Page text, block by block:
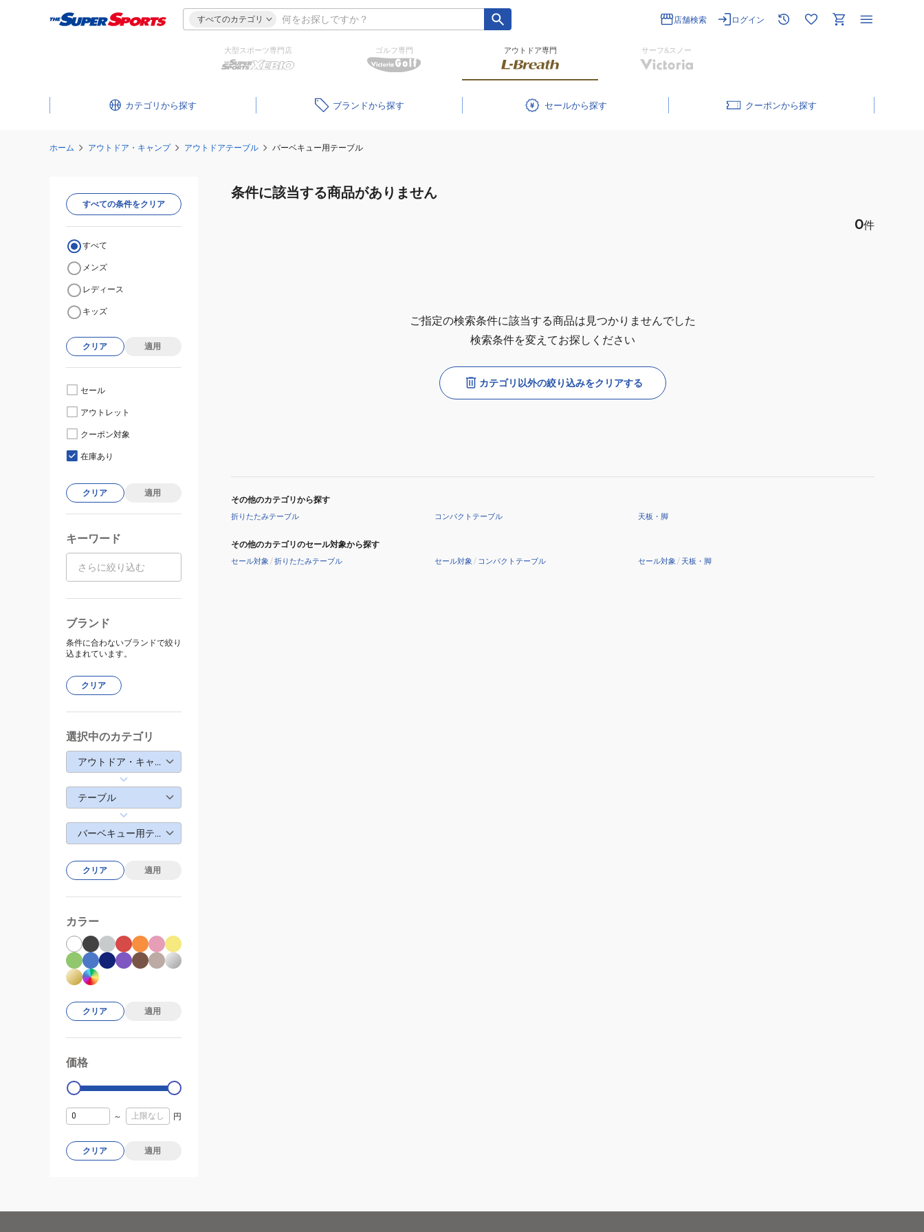
すべてのカテゴリ 店舗検索 ログイン
大型スポーツ専門店 ゴルフ専門 アウトドア専門 サーフ&スノー
カテゴリ ブランド セール クーポン
ホーム アウトドア・キャンプ アウトドアテーブル バーベキュー用テーブル
条件に該当する商品がありません
0件
ご指定の検索条件に該当する商品は見つかりませんでした
検索条件を変えてお探しください
カテゴリ以外の絞り込みをクリアする
その他のカテゴリから探す
折りたたみテーブル コンパクトテーブル 天板・脚
その他のカテゴリのセール対象から探す
セール対象 /折りたたみテーブル セール対象 / コンパクトテーブル セール対象 / 天板・脚
すべての条件をクリア
すべて
メンズ
レディース
キッズ
クリア 適用
セール
アウトレット
クーポン対象
在庫あり
クリア 適用
キーワード
ブランド
条件に合わないブランドで絞り
込まれています。
クリア
選択中のカテゴリ
アウトドア・キャンプ
テーブル
バーベキュー用テーブル
クリア 適用
カラー
クリア 適用
価格
0
～ 円
クリア 適用